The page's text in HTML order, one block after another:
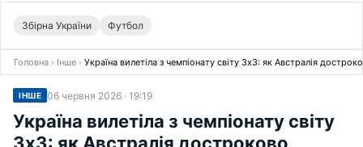
Збірна України Футбол
Головна › Інше › Україна вилетіла з чемпіонату світу 3х3: як Австралія
ІНШЕ 06 червня 2026 · 19:19
Україна вилетіла з чемпіонату світу